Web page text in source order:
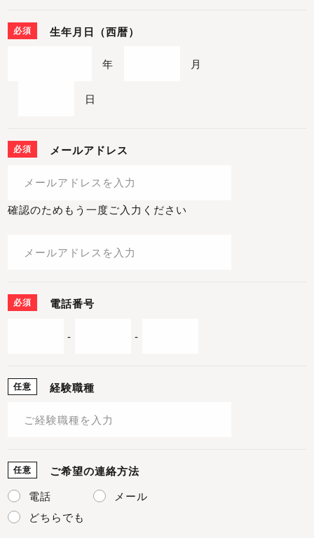
必須 生年月日（西暦）
年 月
日
必須 メールアドレス
確認のためもう一度ご入力ください
必須 電話番号
- -
任意 経験職種
任意 ご希望の連絡方法
電話
メール
どちらでも